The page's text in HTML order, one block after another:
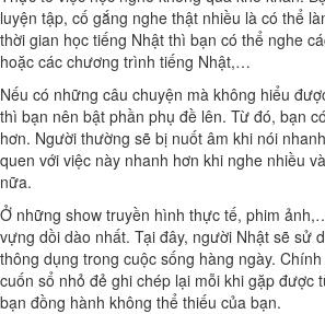
luyện tập, cố gắng nghe thật nhiều là có thể
thời gian học tiếng Nhật thì bạn có thể nghe
hoặc các chương trình tiếng Nhật,…
Nếu có những câu chuyện mà không hiểu
thì bạn nên bật phần phụ đề lên. Từ đó, bạn
hơn. Người thường sẽ bị nuốt âm khi nói
quen với việc này nhanh hơn khi nghe nhiều
nữa.
Ở những show truyền hình thực tế, phim
vựng dồi dào nhất. Tại đây, người Nhật sẽ sử
thông dụng trong cuộc sống hàng ngày.
cuốn sổ nhỏ đẻ ghi chép lại mỗi khi gặp được
bạn đồng hành không thể thiếu của bạn.